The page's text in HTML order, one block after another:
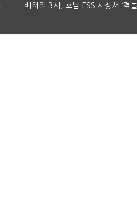
배터리 3사, 호남 ESS 시장서 ‘격돌